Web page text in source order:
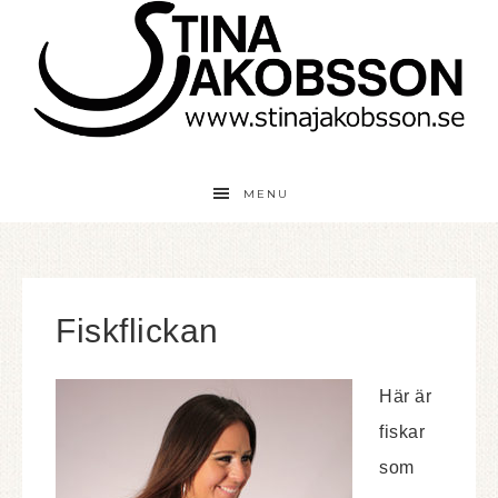
MENU
Fiskflickan
Här är
fiskar
som